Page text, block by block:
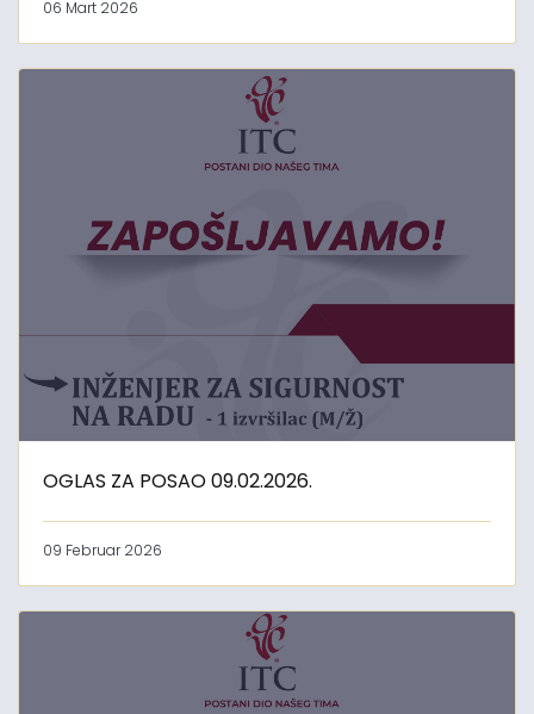
06 Mart 2026
OGLAS ZA POSAO 09.02.2026.
09 Februar 2026